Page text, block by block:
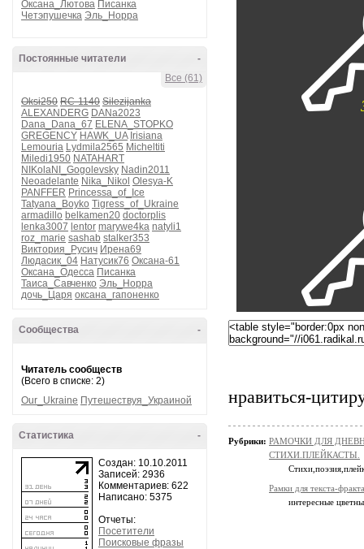
Оксана_Лютова Писанка
Четэпушечка Эль_Норра
-
Постоянные читатели
Все (61)
Oksi250 RC-1140 Silezijanka
ALEXANDERG DANa2023
Dana_Dana_67 ELENA_STOPKO
GREGENCY HAWK_UA Irisiana
Lemouria Lydmila2565 Micheltiti
Miledi1950 NATAHART
NIKolaNI_Gogolevsky Nadin2011
Neoadelante Nika_Nikol Olesya-K
PANFFER Princessa_of_Ice
Tatyana_Boyko Tigress_of_Ukraine
armadillo belkamen20 doctorplis
lenka3007 lentor marywe4ka natyli1
roz_marie sashab stalker353
Виктория_Русич Ирена69
Людасик_04 Натусик76 Оксана-61
Оксана_Одесса Писанка
Таиса_Савченко Эль_Норра
дочь_Царя оксана_гапоненко
-
Сообщества
Читатель сообществ
(Всего в списке: 2)
Our_Ukraine Путешествуя_Украиной
-
Статистика
Создан: 10.10.2011
Записей: 2936
Комментариев: 622
Написано: 5375
Отчеты:
Посетители
Поисковые фразы
нравиться-
Рубрики: РАМОЧКИ ДЛЯ
СТИХИ.ПЛЕЙКАСТЫ.
Рамки для текста-
интересные